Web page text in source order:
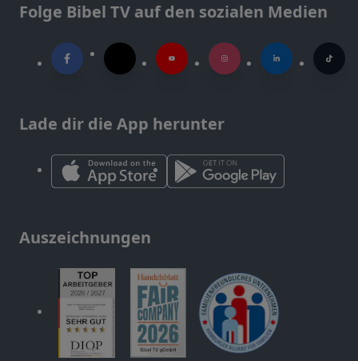
Folge Bibel TV auf den sozialen Medien
Lade dir die App herunter
Auszeichnungen